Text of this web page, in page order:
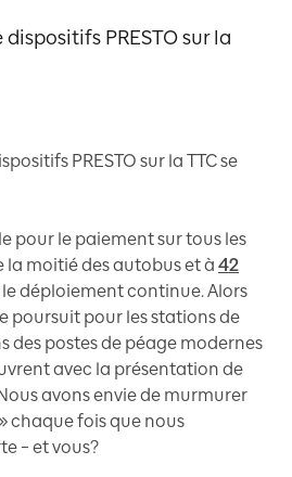
PRESTO sur la
PRESTO sur la TTC se
pour le paiement sur tous les
la moitié des autobus et à 42
déploiement continue. Alors
poursuit pour les stations de
des postes de péage modernes
avec la présentation de
avons envie de murmurer
chaque fois que nous
– et vous?